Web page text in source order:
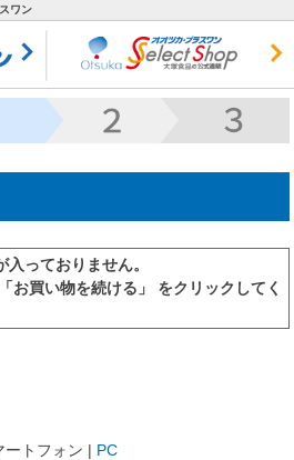
ワン
っておりません。
お買い物を続ける」 をクリックしてく
ートフォン | PC